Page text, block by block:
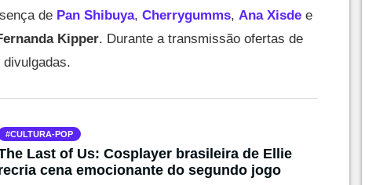
de Pan Shibuya, Cherrygumms, Ana Xisde e
Kipper. Durante a transmissão ofertas de
CULTURA-POP
Last of Us: Cosplayer brasileira de Ellie
cena emocionante do segundo jogo